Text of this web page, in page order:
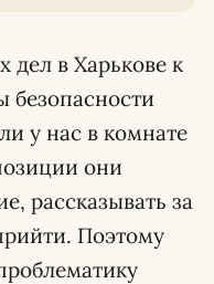
дел в Харькове к
у нас в комнате
они
рассказывать за
Поэтому